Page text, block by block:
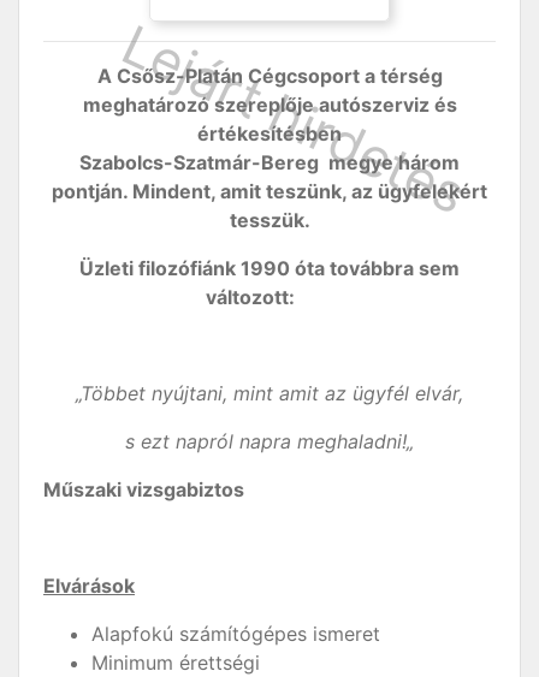
A Csősz-Platán Cégcsoport a térség
meghatározó szereplője autószerviz és
értékesítésben
Szabolcs-Szatmár-Bereg megye három
pontján. Mindent, amit teszünk, az ügyfelekért
tesszük.
Üzleti filozófiánk 1990 óta továbbra sem
változott:
„Többet nyújtani, mint amit az ügyfél elvár,
s ezt napról napra meghaladni!„
Műszaki vizsgabiztos
Elvárások
Alapfokú számítógépes ismeret
Minimum érettségi